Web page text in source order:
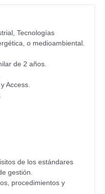
Tecnologías
o medioambiental.
de 2 años.
Access.
de los estándares
gestión.
procedimientos y